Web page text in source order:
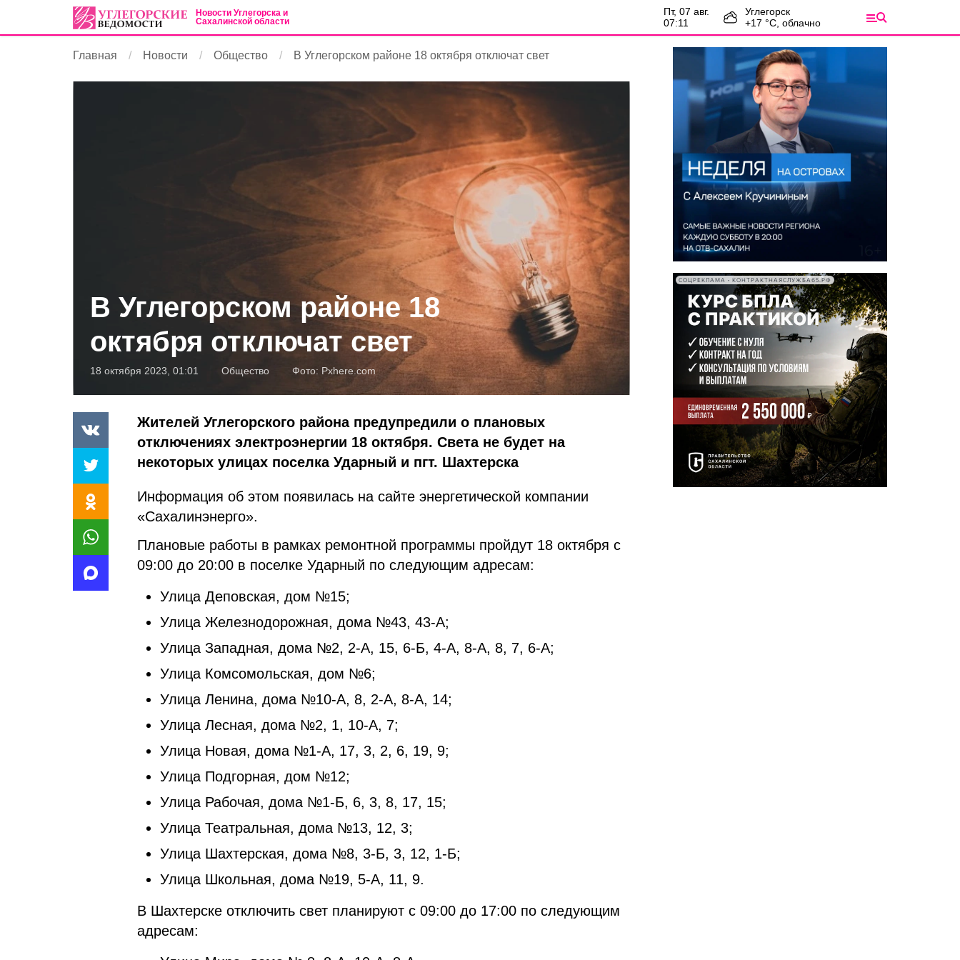
Новости Углегорска и
Сахалинской области
пт, 07 авг.
07:11
Углегорск
+17 °С, облачно
Главная Новости Общество В Углегорском районе 18 октября отключат свет
В Углегорском районе 18
октября отключат свет
18 октября 2023, 01:01 Общество Фото: Pxhere.com
Жителей Углегорского района предупредили о плановых
отключениях электроэнергии 18 октября. Света не будет на
некоторых улицах поселка Ударный и пгт. Шахтерска
Информация об этом появилась на сайте энергетической компании
«Сахалинэнерго».
Плановые работы в рамках ремонтной программы пройдут 18 октября с
09:00 до 20:00 в поселке Ударный по следующим адресам:
Улица Деповская, дом №15;
Улица Железнодорожная, дома №43, 43-А;
Улица Западная, дома №2, 2-А, 15, 6-Б, 4-А, 8-А, 8, 7, 6-А;
Улица Комсомольская, дом №6;
Улица Ленина, дома №10-А, 8, 2-А, 8-А, 14;
Улица Лесная, дома №2, 1, 10-А, 7;
Улица Новая, дома №1-А, 17, 3, 2, 6, 19, 9;
Улица Подгорная, дом №12;
Улица Рабочая, дома №1-Б, 6, 3, 8, 17, 15;
Улица Театральная, дома №13, 12, 3;
Улица Шахтерская, дома №8, 3-Б, 3, 12, 1-Б;
Улица Школьная, дома №19, 5-А, 11, 9.
В Шахтерске отключить свет планируют с 09:00 до 17:00 по следующим
адресам:
СОЦРЕКЛАМА • КОНТРАКТНАЯСЛУЖБА65.РФ